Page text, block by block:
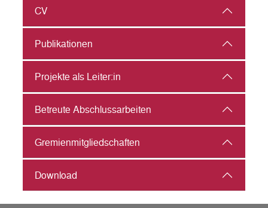
CV
Publikationen
Projekte als Leiter:in
Betreute Abschlussarbeiten
Gremienmitgliedschaften
Download